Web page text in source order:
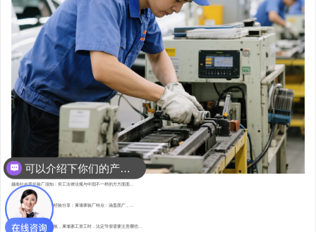
越南社会责任验厂须知：劳工法律法规与中国不一样的方方面面...
东南亚资深验厂顾问的经验分享：柬埔寨验厂特点 : 涵盖面广，...
直赴柬埔寨，为验厂护航，柬埔寨工资工时，法定节假需要注意哪些...